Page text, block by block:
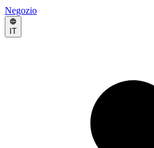
Negozio
IT